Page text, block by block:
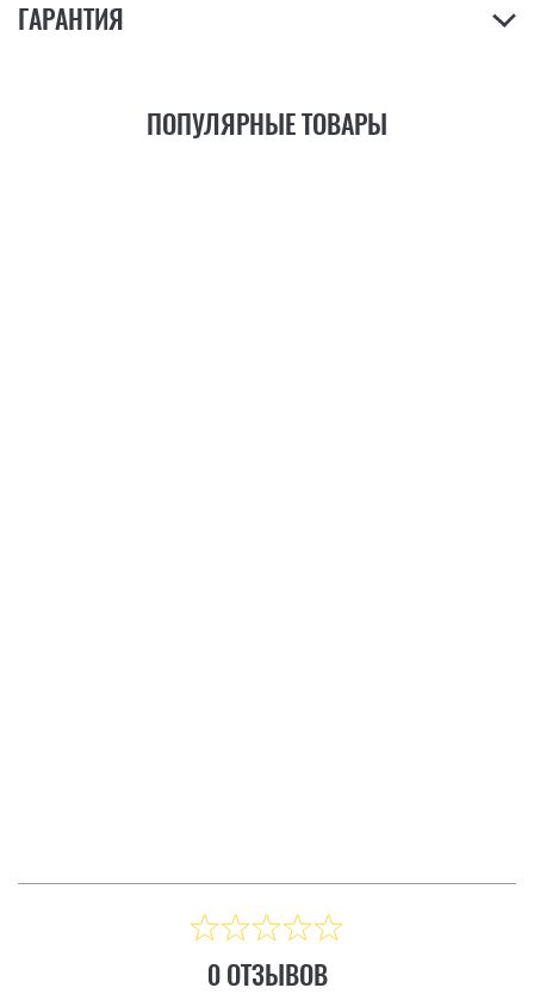
ГАРАНТИЯ
ПОПУЛЯРНЫЕ ТОВАРЫ
0 ОТЗЫВОВ